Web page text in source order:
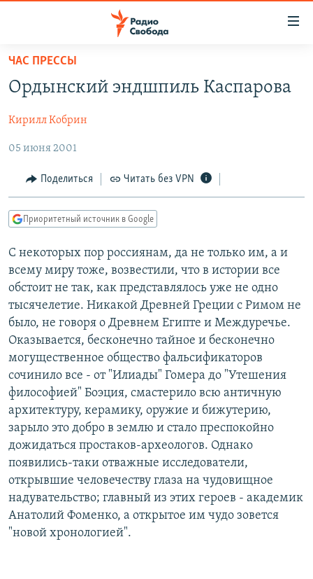
упрощенного
доступа
содержанию
Вернутся
главной
навигации
поиску
ПОДКАСТЫ
АВТОРСКИЕ ПРОЕКТЫ
ЦИТАТЫ СВОБОДЫ
МНЕНИЯ
КУЛЬТУРА
IDEL.РЕАЛИИ
КАВКАЗ.РЕАЛИИ
СЕВЕР.РЕАЛИИ
СИБИРЬ.РЕАЛИИ
РАСПИСАНИЕ ВЕЩАНИЯ
ПОДПИШИТЕСЬ НА РАССЫЛКУ
СОЦИАЛЬНЫЕ СЕТИ
Все сайты РСЕ/РС
ЧАС ПРЕССЫ
Ордынский эндшпиль Каспарова
Кирилл Кобрин
05 июня 2001
Поделиться Читать без VPN
Приоритетный источник в Google
С некоторых пор россиянам, да не только им, а и
всему миру тоже, возвестили, что в истории все
обстоит не так, как представлялось уже не одно
тысячелетие. Никакой Древней Греции с Римом не
было, не говоря о Древнем Египте и Междуречье.
Оказывается, бесконечно тайное и бесконечно
могущественное общество фальсификаторов
сочинило все - от "Илиады" Гомера до "Утешения
философией" Боэция, смастерило всю античную
архитектуру, керамику, оружие и бижутерию,
зарыло это добро в землю и стало преспокойно
дожидаться простаков-археологов. Однако
появились-таки отважные исследователи,
открывшие человечеству глаза на чудовищное
надувательство; главный из этих героев - академик
Анатолий Фоменко, а открытое им чудо зовется
"новой хронологией".